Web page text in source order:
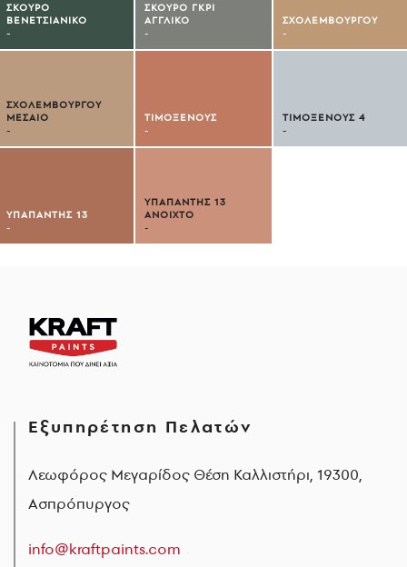
ΣΚΟΥΡΟ
ΒΕΝΕΤΣΙΑΝΙΚΟ
-
ΣΚΟΥΡΟ ΓΚΡΙ
ΑΓΓΛΙΚΟ
-
ΣΧΟΛΕΜΒΟΥΡΓΟΥ
-
ΣΧΟΛΕΜΒΟΥΡΓΟΥ
ΜΕΣΑΙΟ
-
ΤΙΜΟΞΕΝΟΥΣ
-
ΤΙΜΟΞΕΝΟΥΣ 4
-
ΥΠΑΠΑΝΤΗΣ 13
-
ΥΠΑΠΑΝΤΗΣ 13
ΑΝΟΙΧΤΟ
-
Εξυπηρέτηση Πελατών
Λεωφόρος Μεγαρίδος Θέση Καλλιστήρι, 19300,
Ασπρόπυργος
info@kraftpaints.com